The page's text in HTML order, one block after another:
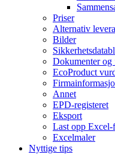
Priser
Alternativ
Bilder
Dokumenter og
EcoProduct
Annet
EPD-registeret
Eksport
Last opp
Excelmaler
Nyttige tips